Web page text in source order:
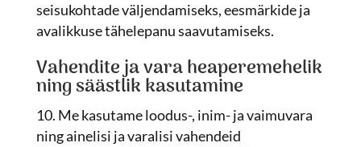
seisukohtade väljendamiseks, eesmärkide ja
avalikkuse tähelepanu saavutamiseks.
Vahendite ja vara heaperemehelik
ning säästlik kasutamine
Me kasutame loodus-, inim- ja vaimuvara
ning ainelisi ja varalisi vahendeid